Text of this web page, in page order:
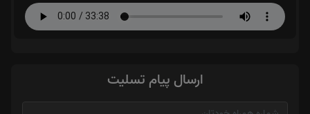
ارسال پیام تسلیت